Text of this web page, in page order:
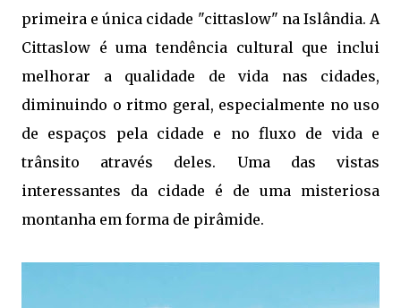
primeira e única cidade "cittaslow" na Islândia. A
Cittaslow é uma tendência cultural que inclui
melhorar a qualidade de vida nas cidades,
diminuindo o ritmo geral, especialmente no uso
de espaços pela cidade e no fluxo de vida e
trânsito através deles. Uma das vistas
interessantes da cidade é de uma misteriosa
montanha em forma de pirâmide.